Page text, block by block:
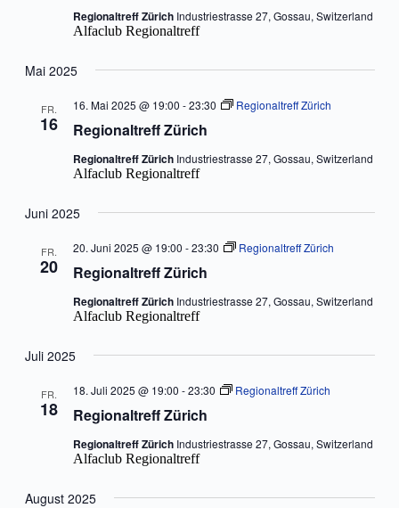
Regionaltreff Zürich Industriestrasse 27, Gossau, Switzerland
Alfaclub Regionaltreff
Mai 2025
FR.
16 Regionaltreff Zürich
16. Mai 2025 @ 19:00 -23:30 Regionaltreff Zürich
Regionaltreff Zürich Industriestrasse 27, Gossau, Switzerland
Alfaclub Regionaltreff
Juni 2025
FR.
20 Regionaltreff Zürich
20. Juni 2025 @ 19:00 -23:30 Regionaltreff Zürich
Regionaltreff Zürich Industriestrasse 27, Gossau, Switzerland
Alfaclub Regionaltreff
Juli 2025
FR.
18 Regionaltreff Zürich
18. Juli 2025 @ 19:00 -23:30 Regionaltreff Zürich
Regionaltreff Zürich Industriestrasse 27, Gossau, Switzerland
Alfaclub Regionaltreff
August 2025